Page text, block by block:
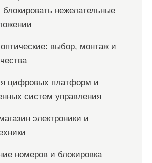
блокировать нежелательные
выбор, монтаж и
цифровых платформ и
систем управления
электроники и
номеров и блокировка